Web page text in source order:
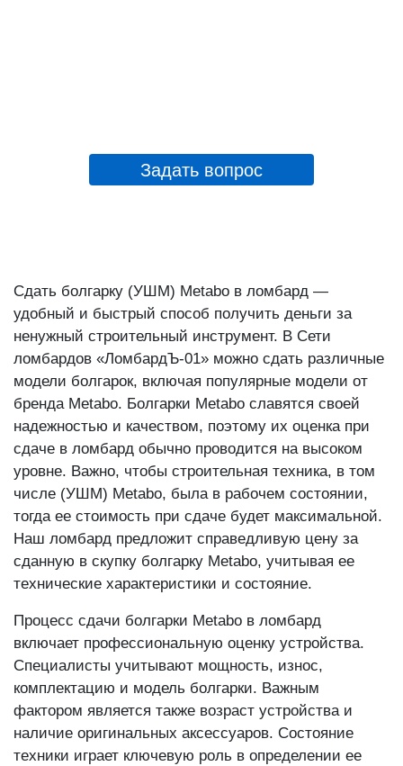
Задать вопрос
Сдать болгарку (УШМ) Metabo в ломбард —
удобный и быстрый способ получить деньги за
ненужный строительный инструмент. В Сети
ломбардов «ЛомбардЪ-01» можно сдать различные
модели болгарок, включая популярные модели от
бренда Metabo. Болгарки Metabo славятся своей
надежностью и качеством, поэтому их оценка при
сдаче в ломбард обычно проводится на высоком
уровне. Важно, чтобы строительная техника, в том
числе (УШМ) Metabo, была в рабочем состоянии,
тогда ее стоимость при сдаче будет максимальной.
Наш ломбард предложит справедливую цену за
сданную в скупку болгарку Metabo, учитывая ее
технические характеристики и состояние.
Процесс сдачи болгарки Metabo в ломбард
включает профессиональную оценку устройства.
Специалисты учитывают мощность, износ,
комплектацию и модель болгарки. Важным
фактором является также возраст устройства и
наличие оригинальных аксессуаров. Состояние
техники играет ключевую роль в определении ее